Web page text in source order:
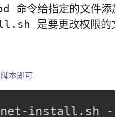
命令给指定的文件添
是要更改权限的文
本即可:
install.sh --